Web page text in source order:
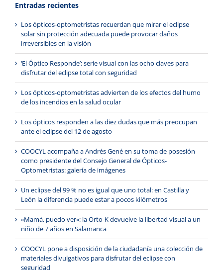
Entradas recientes
Los ópticos-optometristas recuerdan que mirar el eclipse
solar sin protección adecuada puede provocar daños
irreversibles en la visión
‘El Óptico Responde’: serie visual con las ocho claves para
disfrutar del eclipse total con seguridad
Los ópticos-optometristas advierten de los efectos del humo
de los incendios en la salud ocular
Los ópticos responden a las diez dudas que más preocupan
ante el eclipse del 12 de agosto
COOCYL acompaña a Andrés Gené en su toma de posesión
como presidente del Consejo General de Ópticos-
Optometristas: galería de imágenes
Un eclipse del 99 % no es igual que uno total: en Castilla y
León la diferencia puede estar a pocos kilómetros
«Mamá, puedo ver»: la Orto-K devuelve la libertad visual a un
niño de 7 años en Salamanca
COOCYL pone a disposición de la ciudadanía una colección de
materiales divulgativos para disfrutar del eclipse con
seguridad